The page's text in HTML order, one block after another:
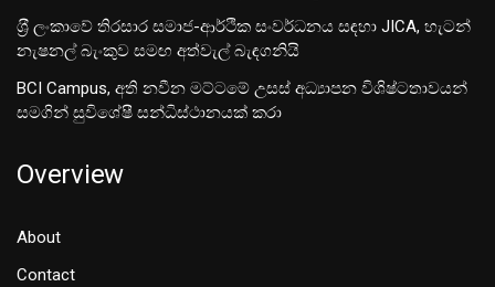
ශ‍්‍රී ලංකාවේ තිරසාර සමාජ-ආර්ථික සංවර්ධනය සඳහා JICA, හැටන්
නැෂනල් බැංකුව සමඟ අත්වැල් බැඳගනියි
BCI Campus, අති නවීන මට්ටමේ උසස් අධ්‍යාපන විශිෂ්ටතාවයන්
සමගින් සුවිශේෂී සන්ධිස්ථානයක් කරා
Overview
About
Contact